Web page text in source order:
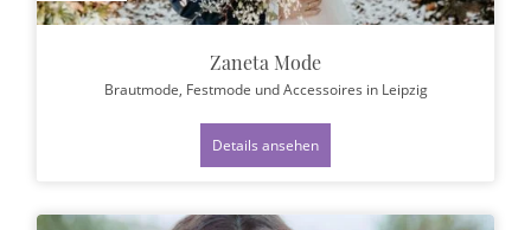
Zaneta Mode
Brautmode, Festmode und Accessoires in Leipzig
Details ansehen